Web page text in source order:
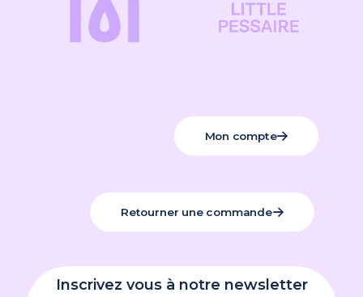
Mon compte
Retourner une commande
Inscrivez vous à notre newsletter